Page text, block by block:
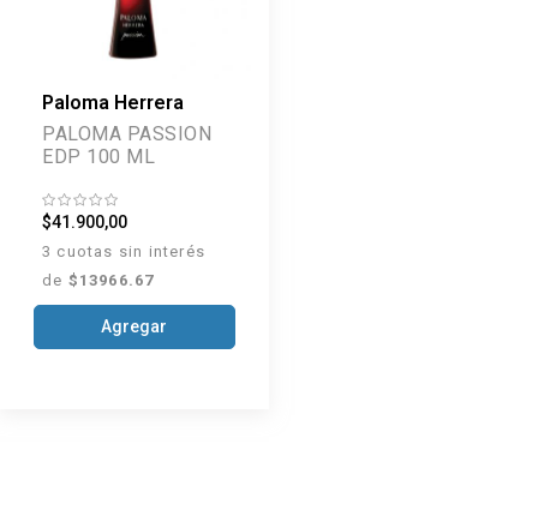
Paloma Herrera
PALOMA PASSION
EDP 100 ML
$41.900,00
3 cuotas sin interés
de $13966.67
Agregar